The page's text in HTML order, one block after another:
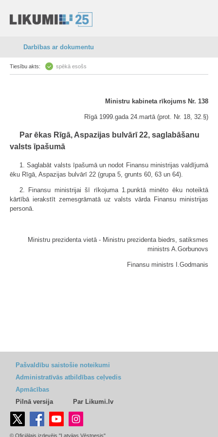
Darbības ar dokumentu
Tiesību akts: spēkā esošs
Ministru kabineta rīkojums Nr. 138
Rīgā 1999.gada 24.martā (prot. Nr. 18, 32.§)
Par ēkas Rīgā, Aspazijas bulvārī 22, saglabāšanu
valsts īpašumā
1. Saglabāt valsts īpašumā un nodot Finansu ministrijas valdījumā
ēku Rīgā, Aspazijas bulvārī 22 (grupa 5, grunts 60, 63 un 64).
2. Finansu ministrijai šī rīkojuma 1.punktā minēto ēku noteiktā
kārtībā ierakstīt zemesgrāmatā uz valsts vārda Finansu ministrijas
personā.
Ministru prezidenta vietā - Ministru prezidenta biedrs, satiksmes
ministrs A.Gorbunovs
Finansu ministrs I.Godmanis
Pašvaldību saistošie noteikumi
Administratīvās atbildības ceļvedis
Apmācības
Pilnā versija
Par Likumi.lv
© Oficiālais izdevējs "Latvijas Vēstnesis"